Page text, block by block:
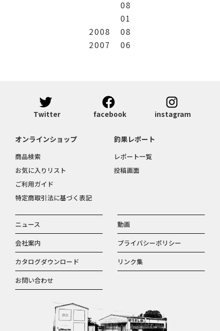
08
01
2008
08
2007
06
Twitter facebook instagram
ニュース
動画
会社案内
プライバシーポリシー
カタログダウンロード
リンク集
お問い合わせ
オンラインショップ
商品検索
お気に入りリスト
ご利用ガイド
特定商取引法に基づく表記
釣果レポート
レポート一覧
投稿画面